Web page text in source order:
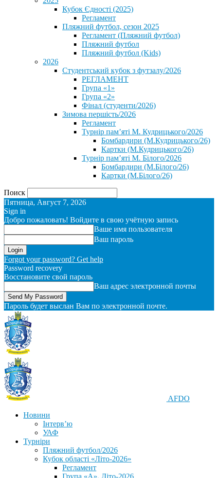
Кубок Єдності (2025)
Регламент
Пляжний футбол, сезон 2025
Регламент (Пляжний футбол)
Пляжний футбол
Пляжний футбол (Kids)
2026
Студентський кубок з футзалу/2026
РЕГЛАМЕНТ
Група «1»
Група «2»
Фінал (студенти/2026)
⁨Зимова першість/2026⁩
Регламент
Турнір пам’яті М. Кудрицького/2026
Бомбардири (М.Кудрицького/26)
Картки (М.Кудрицького/26)
Турнір пам’яті М. Білого/2026
Бомбардири (М.Білого/26)
Картки (М.Білого/26)
Поиск
Пятница, Август 7, 2026
Sign in
Добро пожаловать! Войдите в свою учётную запись
Ваше имя пользователя
Ваш пароль
Forgot your password? Get help
Password recovery
Восстановите свой пароль
Ваш адрес электронной почты
Пароль будет выслан Вам по электронной почте.
AFDO
Новини
Інтерв’ю
УАФ
Турніри
Пляжний футбол/2026
Кубок області «Літо-2026»
Регламент
Група «А», Літо-2026